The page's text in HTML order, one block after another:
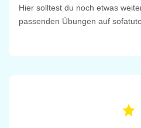
Hier solltest du noch etwas
passenden Übungen auf